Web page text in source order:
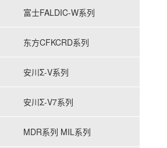
富士FALDIC-W系列
东方CFKCRD系列
安川Σ-V系列
安川Σ-V7系列
MDR系列 MIL系列